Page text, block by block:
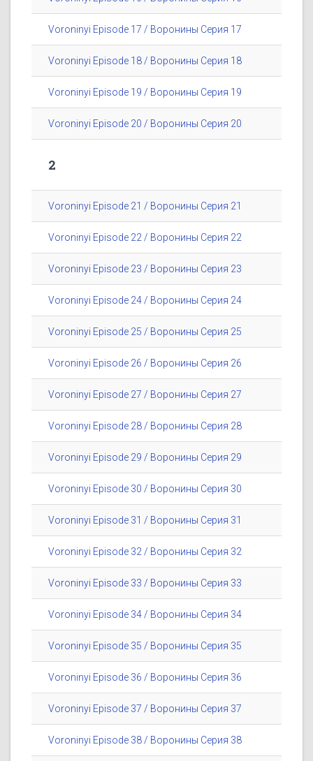
Voroninyi Episode 17 / Воронины Серия 17
Voroninyi Episode 18 / Воронины Серия 18
Voroninyi Episode 19 / Воронины Серия 19
Voroninyi Episode 20 / Воронины Серия 20
2
Voroninyi Episode 21 / Воронины Серия 21
Voroninyi Episode 22 / Воронины Серия 22
Voroninyi Episode 23 / Воронины Серия 23
Voroninyi Episode 24 / Воронины Серия 24
Voroninyi Episode 25 / Воронины Серия 25
Voroninyi Episode 26 / Воронины Серия 26
Voroninyi Episode 27 / Воронины Серия 27
Voroninyi Episode 28 / Воронины Серия 28
Voroninyi Episode 29 / Воронины Серия 29
Voroninyi Episode 30 / Воронины Серия 30
Voroninyi Episode 31 / Воронины Серия 31
Voroninyi Episode 32 / Воронины Серия 32
Voroninyi Episode 33 / Воронины Серия 33
Voroninyi Episode 34 / Воронины Серия 34
Voroninyi Episode 35 / Воронины Серия 35
Voroninyi Episode 36 / Воронины Серия 36
Voroninyi Episode 37 / Воронины Серия 37
Voroninyi Episode 38 / Воронины Серия 38